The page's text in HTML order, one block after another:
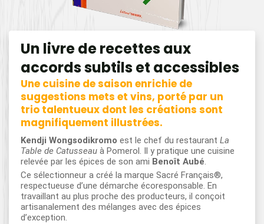
Un livre de recettes aux
accords subtils et accessibles
Une cuisine de saison enrichie de
suggestions mets et vins, porté par un
trio talentueux dont les créations sont
magnifiquement illustrées.
Kendji Wongsodikromo est le chef du restaurant La
Table de Catusseau à Pomerol. Il y pratique une cuisine
relevée par les épices de son ami Benoît Aubé.
Ce sélectionneur a créé la marque Sacré Français®,
respectueuse d’une démarche écoresponsable. En
travaillant au plus proche des producteurs, il conçoit
artisanalement des mélanges avec des épices
d’exception.